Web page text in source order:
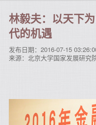
林毅夫：以天下
代的机遇
发布日期： 2016-07-15
来源： 北京大学国家发展研究